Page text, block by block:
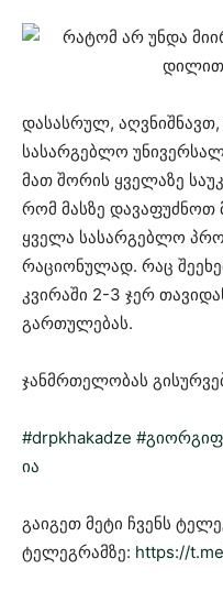
დასასრულ,
სასარგებლო
მათ შორის ყველაზე
რომ მასზე
ყველა სასარგებლო
რაციონულად. რაც
კვირაში 2-3 ჯერ
გართულებას.
ჯანმრთელობას
#drpkhakadze
ია
გაიგეთ მეტი ჩვენს
ტელეგრამზე: https://